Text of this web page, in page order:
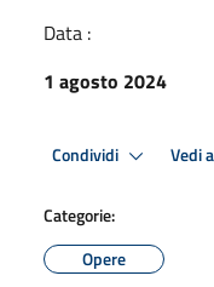
Data :
1 agosto 2024
Condividi Vedi
Categorie:
Opere